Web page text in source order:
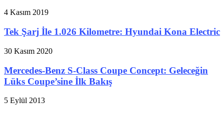
4 Kasım 2019
Tek Şarj İle 1.026 Kilometre: Hyundai Kona Electric
30 Kasım 2020
Mercedes-Benz S-Class Coupe Concept: Geleceğin
Lüks Coupe’sine İlk Bakış
5 Eylül 2013